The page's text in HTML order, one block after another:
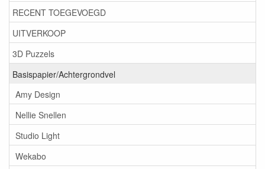
RECENT TOEGEVOEGD
UITVERKOOP
3D Puzzels
Basispapier/Achtergrondvel
Amy Design
Nellie Snellen
Studio Light
Wekabo